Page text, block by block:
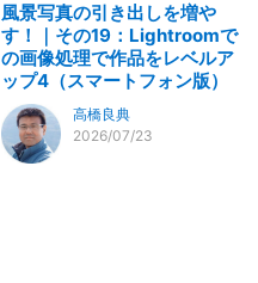
風景写真の引き出しを増や
す！｜その19：Lightroomで
の画像処理で作品をレベルア
ップ4（スマートフォン版）
高橋良典
2026/07/23